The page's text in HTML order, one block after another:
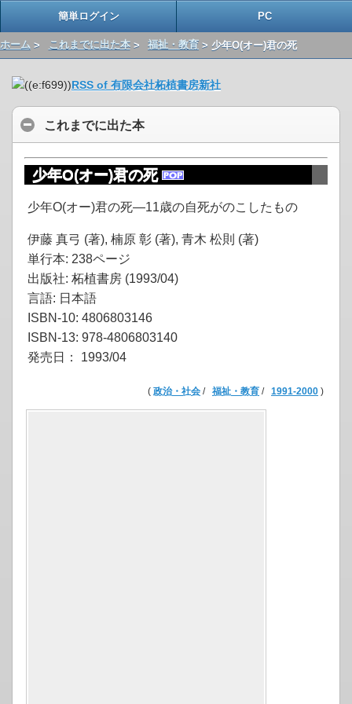
簡単ログイン PC
ホーム > これまでに出た本> 福祉・教育 > 少年O(オー)君の死
RSS of 有限会社柘植書房新社
これまでに出た本
少年O(オー)君の死
少年O(オー)君の死―11歳の自死がのこしたもの
伊藤 真弓 (著), 楠原 彰 (著), 青木 松則 (著)
単行本: 238ページ
出版社: 柘植書房 (1993/04)
言語: 日本語
ISBN-10: 4806803146
ISBN-13: 978-4806803140
発売日： 1993/04
( 政治・社会 / 福祉・教育 / 1991-2000 )